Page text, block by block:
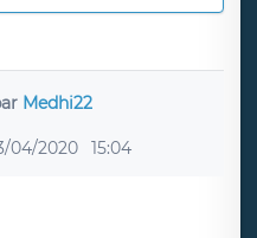
Medhi22
04/2020 15:04